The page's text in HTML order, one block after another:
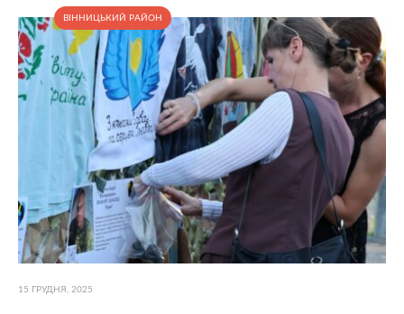
ВІННИЦЬКИЙ РАЙОН
15 ГРУДНЯ, 2025